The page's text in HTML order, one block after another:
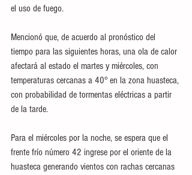
el uso de fuego.
Mencionó que, de acuerdo al pronóstico del
tiempo para las siguientes horas, una ola de calor
afectará al estado el martes y miércoles, con
temperaturas cercanas a 40° en la zona huasteca,
con probabilidad de tormentas eléctricas a partir
de la tarde.
Para el miércoles por la noche, se espera que el
frente frío número 42 ingrese por el oriente de la
huasteca generando vientos con rachas cercanas